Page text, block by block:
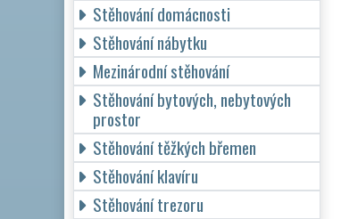
Stěhování domácnosti
Stěhování nábytku
Mezinárodní stěhování
Stěhování bytových, nebytových
prostor
Stěhování těžkých břemen
Stěhování klavíru
Stěhování trezoru